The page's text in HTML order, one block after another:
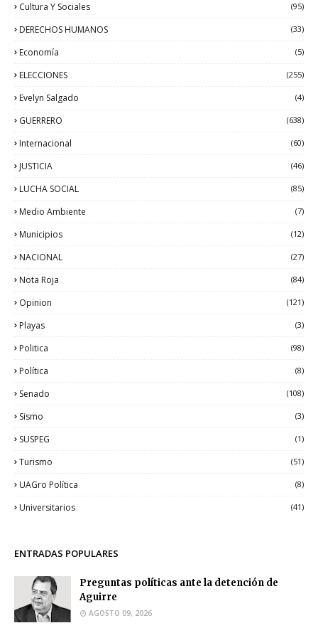
Cultura Y Sociales (95)
DERECHOS HUMANOS (33)
Economía (5)
ELECCIONES (255)
Evelyn Salgado (4)
GUERRERO (638)
Internacional (60)
JUSTICIA (46)
LUCHA SOCIAL (85)
Medio Ambiente (7)
Municipios (12)
NACIONAL (27)
Nota Roja (84)
Opinion (121)
Playas (3)
Politica (98)
Política (8)
Senado (108)
Sismo (3)
SUSPEG (1)
Turismo (51)
UAGro Política (8)
Universitarios (41)
ENTRADAS POPULARES
Preguntas políticas ante la detención de
Aguirre
AGOSTO 09, 2026